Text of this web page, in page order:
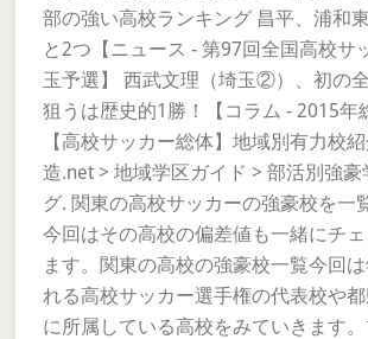
部の強い高校ランキング 昌平、浦和
と2つ【ニュース - 第97回全国高校サ
玉予選】 西武文理（埼玉②）、初の
狙うは歴史的1勝！【コラム - 2015年
【高校サッカー総体】地域別有力校
造.net > 地域学区ガイド > 部活別強
グ. 関東の高校サッカーの強豪校を一
今回はその高校の偏差値も一緒にチ
ます。関東の高校の強豪校一覧今回
れる高校サッカー選手権の代表校や
に所属している高校をみていきます